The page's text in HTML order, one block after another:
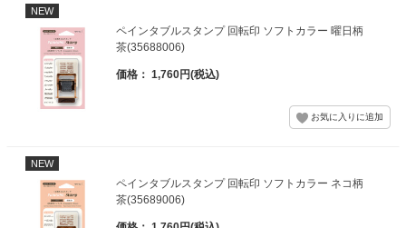
NEW
ペインタブルスタンプ 回転印 ソフトカラー 曜日柄
茶(35688006)
価格： 1,760円(税込)
NEW
ペインタブルスタンプ 回転印 ソフトカラー ネコ柄
茶(35689006)